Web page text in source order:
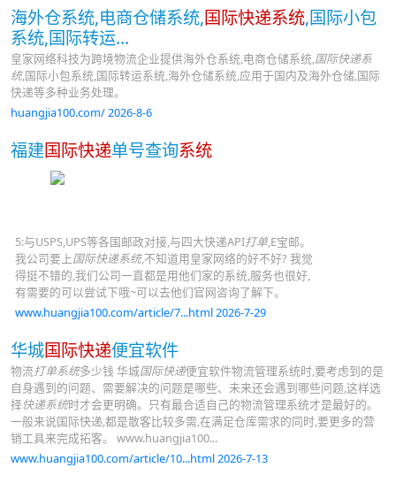
海外仓系统,电商仓储系统,国际快递系统,国际小包
系统,国际转运...
皇家网络科技为跨境物流企业提供海外仓系统,电商仓储系统,国际快递系
统,国际小包系统,国际转运系统,海外仓储系统,应用于国内及海外仓储,国际
快递等多种业务处理。
huangjia100.com/ 2026-8-6
福建国际快递单号查询系统
5:与USPS,UPS等各国邮政对接,与四大快递API打单,E宝邮。
我公司要上国际快递系统,不知道用皇家网络的好不好? 我觉
得挺不错的,我们公司一直都是用他们家的系统,服务也很好,
有需要的可以尝试下哦~可以去他们官网咨询了解下。
www.huangjia100.com/article/7...html 2026-7-29
华城国际快递便宜软件
物流打单系统多少钱 华城国际快递便宜软件物流管理系统时,要考虑到的是
自身遇到的问题、需要解决的问题是哪些、未来还会遇到哪些问题,这样选
择快递系统时才会更明确。只有最合适自己的物流管理系统才是最好的。
一般来说国际快递,都是散客比较多需,在满足仓库需求的同时,要更多的营
销工具来完成拓客。 www.huangjia100...
www.huangjia100.com/article/10...html 2026-7-13